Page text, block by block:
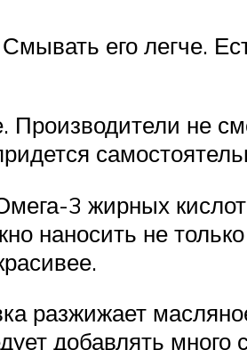
его легче.
Производители не
3 жирных
наносить не
разжижает
добавлять